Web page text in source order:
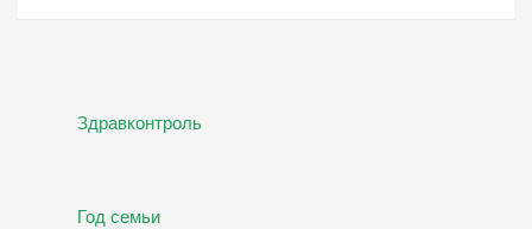
Здравконтроль
Год семьи